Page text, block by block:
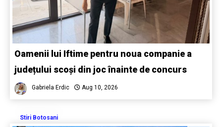
Oamenii lui Iftime pentru noua companie a
județului scoși din joc înainte de concurs
Gabriela Erdic Aug 10, 2026
Stiri Botosani